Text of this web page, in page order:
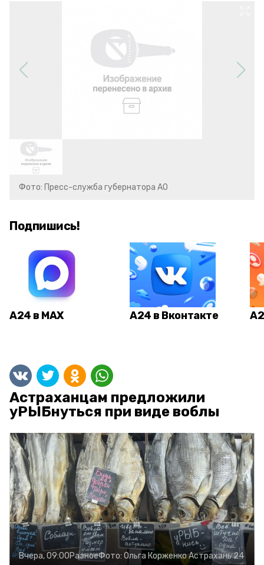
Фото: Пресс-служба губернатора АО
Подпишись!
А24 в MAX А24 в Вконтакте
Астраханцам предложили
уРЫБнуться при виде воблы
Вчера, 09:00РазноеФото: Ольга КорженкоАстрахань 24